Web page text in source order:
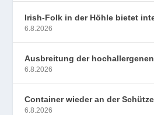
Irish-Folk in der Höhle bietet
6.8.2026
Ausbreitung der
6.8.2026
Container wieder an der
6.8.2026